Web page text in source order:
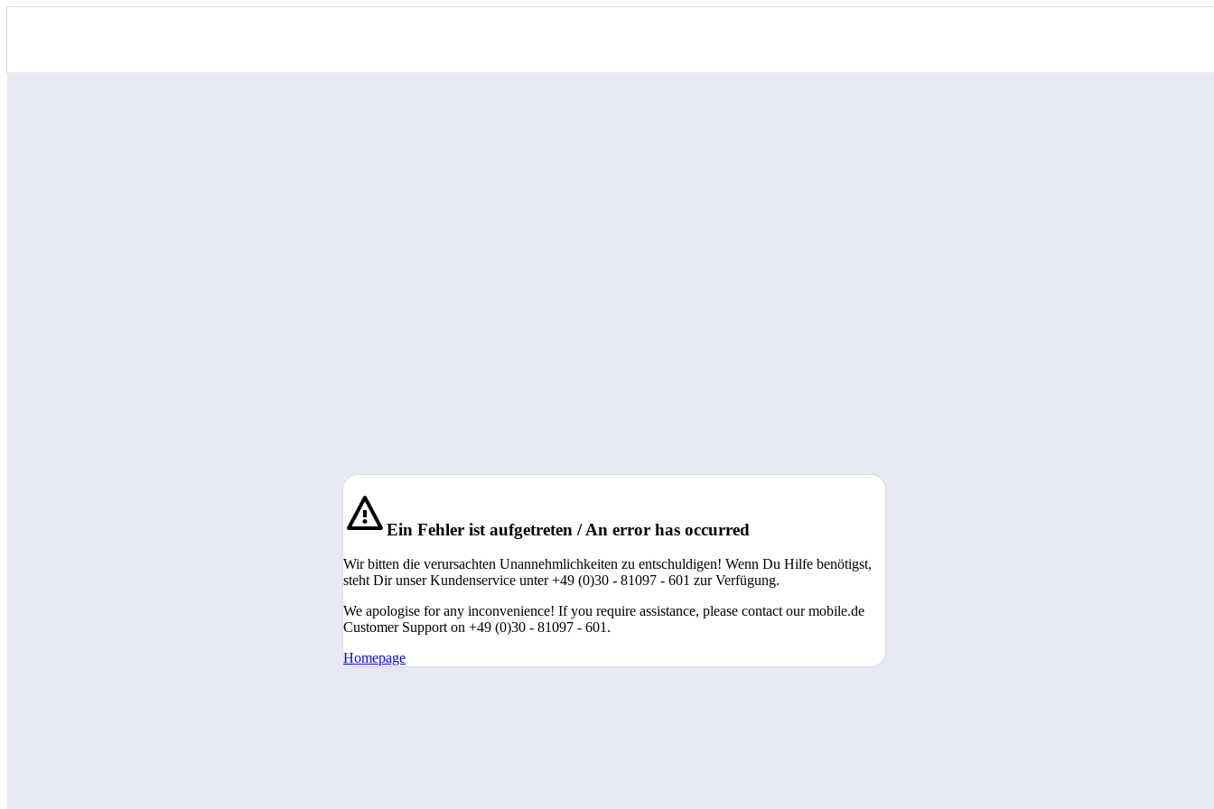
Ein Fehler ist aufgetreten / An error has occurred
Wir bitten die verursachten Unannehmlichkeiten zu entschuldigen! Wenn Du Hilfe benötigst,
steht Dir unser Kundenservice unter +49 (0)30 - 81097 - 601 zur Verfügung.
We apologise for any inconvenience! If you require assistance, please contact our mobile.de
Customer Support on +49 (0)30 - 81097 - 601.
Homepage